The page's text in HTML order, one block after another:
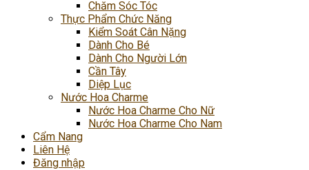
Chăm Sóc Tóc
Thực Phẩm Chức Năng
Kiểm Soát Cân Nặng
Dành Cho Bé
Dành Cho Người Lớn
Cần Tây
Diệp Lục
Nước Hoa Charme
Nước Hoa Charme Cho Nữ
Nước Hoa Charme Cho Nam
Cẩm Nang
Liên Hệ
Đăng nhập